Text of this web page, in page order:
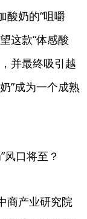
酸奶的“咀嚼
这款“体感酸
并最终吸引越
”成为一个成熟
口将至？
商产业研究院